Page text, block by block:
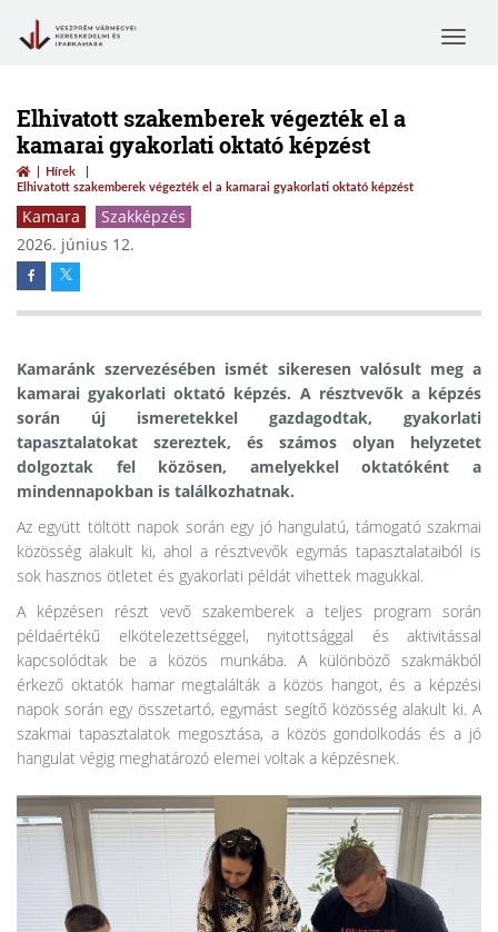
Toggle
Elhivatott szakemberek végezték el a
kamarai gyakorlati oktató képzést
Hírek
Elhivatott szakemberek végezték el a kamarai gyakorlati oktató képzést
Kamara
Szakképzés
2026. június 12.
Kamaránk szervezésében ismét sikeresen valósult meg a
kamarai gyakorlati oktató képzés. A résztvevők a képzés
során új ismeretekkel gazdagodtak, gyakorlati
tapasztalatokat szereztek, és számos olyan helyzetet
dolgoztak fel közösen, amelyekkel oktatóként a
mindennapokban is találkozhatnak.
Az együtt töltött napok során egy jó hangulatú, támogató szakmai
közösség alakult ki, ahol a résztvevők egymás tapasztalataiból is
sok hasznos ötletet és gyakorlati példát vihettek magukkal.
A képzésen részt vevő szakemberek a teljes program során
példaértékű elkötelezettséggel, nyitottsággal és aktivitással
kapcsolódtak be a közös munkába. A különböző szakmákból
érkező oktatók hamar megtalálták a közös hangot, és a képzési
napok során egy összetartó, egymást segítő közösség alakult ki. A
szakmai tapasztalatok megosztása, a közös gondolkodás és a jó
hangulat végig meghatározó elemei voltak a képzésnek.